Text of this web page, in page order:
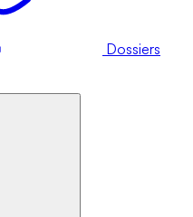
Dossiers